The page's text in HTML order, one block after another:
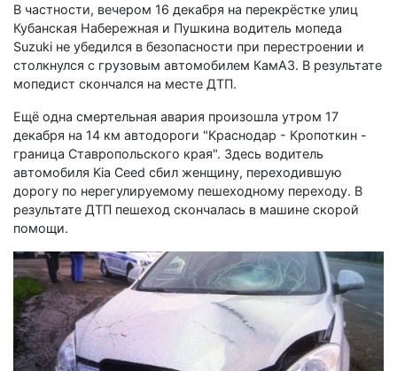
В частности, вечером 16 декабря на перекрёстке улиц
Кубанская Набережная и Пушкина водитель мопеда
Suzuki не убедился в безопасности при перестроении и
столкнулся с грузовым автомобилем КамАЗ. В результате
мопедист скончался на месте ДТП.
Ещё одна смертельная авария произошла утром 17
декабря на 14 км автодороги "Краснодар - Кропоткин -
граница Ставропольского края". Здесь водитель
автомобиля Kia Ceed сбил женщину, переходившую
дорогу по нерегулируемому пешеходному переходу. В
результате ДТП пешеход скончалась в машине скорой
помощи.